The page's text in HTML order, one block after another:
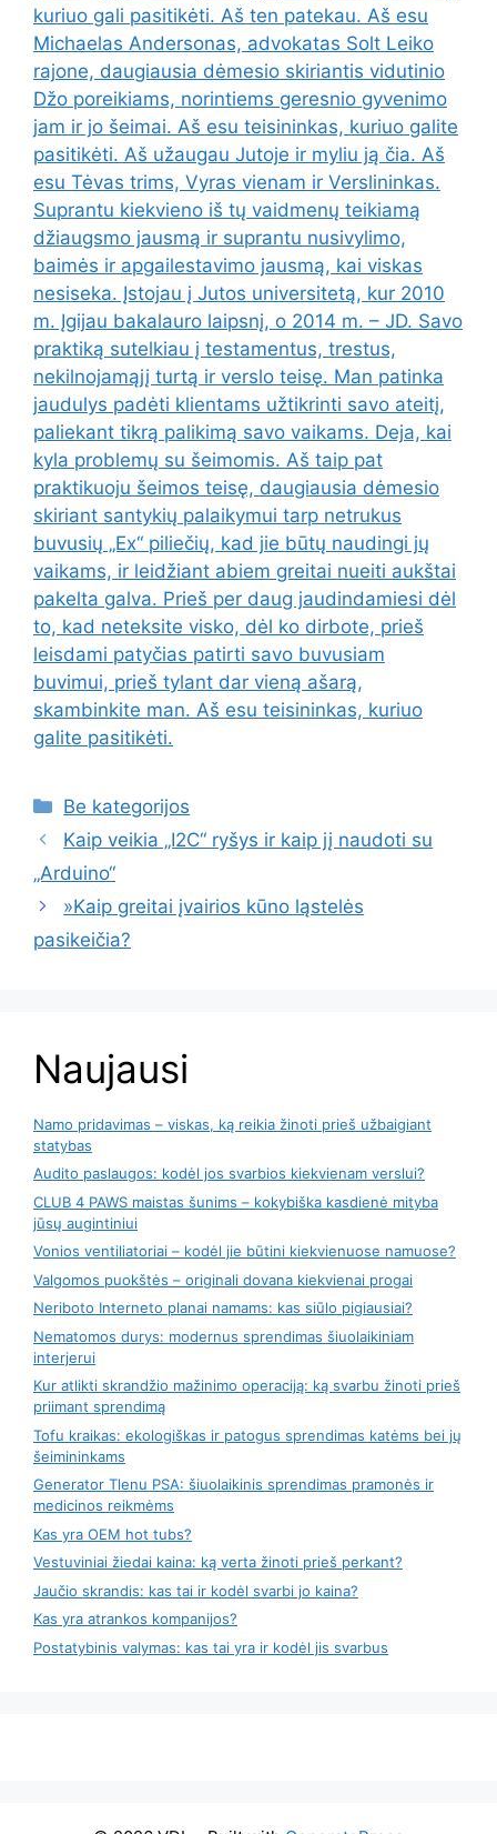
kuriuo gali pasitikėti. Aš ten patekau. Aš esu
Michaelas Andersonas, advokatas Solt Leiko
rajone, daugiausia dėmesio skiriantis vidutinio
Džo poreikiams, norintiems geresnio gyvenimo
jam ir jo šeimai. Aš esu teisininkas, kuriuo galite
pasitikėti. Aš užaugau Jutoje ir myliu ją čia. Aš
esu Tėvas trims, Vyras vienam ir Verslininkas.
Suprantu kiekvieno iš tų vaidmenų teikiamą
džiaugsmo jausmą ir suprantu nusivylimo,
baimės ir apgailestavimo jausmą, kai viskas
nesiseka. Įstojau į Jutos universitetą, kur 2010
m. Įgijau bakalauro laipsnį, o 2014 m. – JD. Savo
praktiką sutelkiau į testamentus, trestus,
nekilnojamąjį turtą ir verslo teisę. Man patinka
jaudulys padėti klientams užtikrinti savo ateitį,
paliekant tikrą palikimą savo vaikams. Deja, kai
kyla problemų su šeimomis. Aš taip pat
praktikuoju šeimos teisę, daugiausia dėmesio
skiriant santykių palaikymui tarp netrukus
buvusių „Ex“ piliečių, kad jie būtų naudingi jų
vaikams, ir leidžiant abiem greitai nueiti aukštai
pakelta galva. Prieš per daug jaudindamiesi dėl
to, kad neteksite visko, dėl ko dirbote, prieš
leisdami patyčias patirti savo buvusiam
buvimui, prieš tylant dar vieną ašarą,
skambinkite man. Aš esu teisininkas, kuriuo
galite pasitikėti.
Kategorijos
Be kategorijos
Kaip veikia „I2C“ ryšys ir kaip jį naudoti su
„Arduino“
»Kaip greitai įvairios kūno ląstelės
pasikeičia?
Naujausi
Namo pridavimas – viskas, ką reikia žinoti prieš užbaigiant
statybas
Audito paslaugos: kodėl jos svarbios kiekvienam verslui?
CLUB 4 PAWS maistas šunims – kokybiška kasdienė mityba
jūsų augintiniui
Vonios ventiliatoriai – kodėl jie būtini kiekvienuose namuose?
Valgomos puokštės – originali dovana kiekvienai progai
Neriboto Interneto planai namams: kas siūlo pigiausiai?
Nematomos durys: modernus sprendimas šiuolaikiniam
interjerui
Kur atlikti skrandžio mažinimo operaciją: ką svarbu žinoti prieš
priimant sprendimą
Tofu kraikas: ekologiškas ir patogus sprendimas katėms bei jų
šeimininkams
Generator Tlenu PSA: šiuolaikinis sprendimas pramonės ir
medicinos reikmėms
Kas yra OEM hot tubs?
Vestuviniai žiedai kaina: ką verta žinoti prieš perkant?
Jaučio skrandis: kas tai ir kodėl svarbi jo kaina?
Kas yra atrankos kompanijos?
Postatybinis valymas: kas tai yra ir kodėl jis svarbus